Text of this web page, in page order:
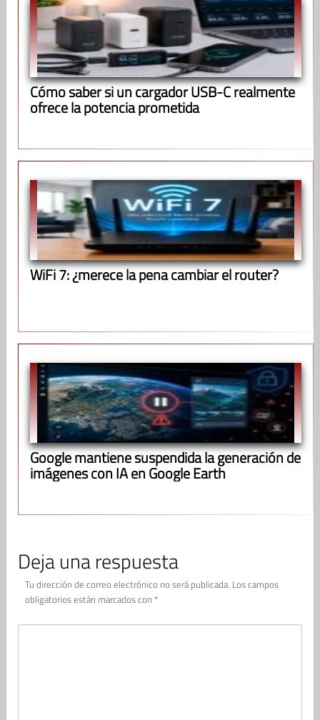
Cómo saber si un cargador USB-C realmente
ofrece la potencia prometida
WiFi 7: ¿merece la pena cambiar el router?
Google mantiene suspendida la generación de
imágenes con IA en Google Earth
Deja una respuesta
Tu dirección de correo electrónico no será publicada. Los campos
obligatorios están marcados con *